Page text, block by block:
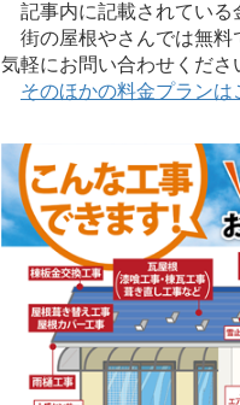
記事内に記載されている
街の屋根やさんでは無料
気軽にお問い合わせくださ
そのほかの料金プランは